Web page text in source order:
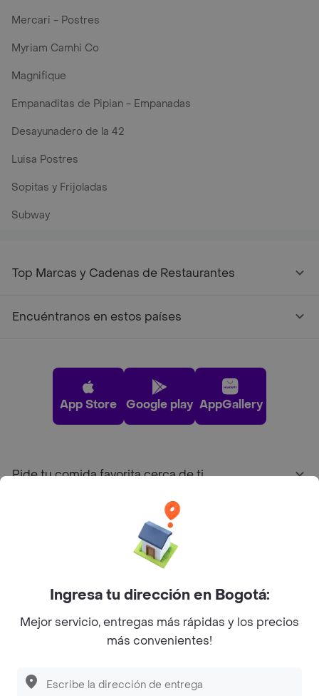
Mercari - Postres
Myriam Camhi Co
Magnifique
Empanaditas de Pipian - Empanadas
Desayunadero de la 42
Luisa Postres
Sopitas y Frijoladas
Subway
Top Marcas y Cadenas de Restaurantes
Encuéntranos en estos países
App Store Google play AppGallery
Pide tu comida favorita cerca de ti
Sobre Rappi
Facebook
Twitter
Instagram
©2026Rappi Inc. All rights reserved.
Ingresa tu dirección en Bogotá:
Mejor servicio, entregas más rápidas y los precios
más convenientes!